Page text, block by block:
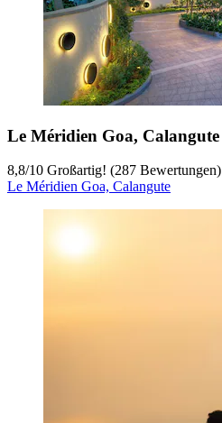
Le Méridien Goa, Calangute
8,8/10 Großartig! (287 Bewertungen)
Le Méridien Goa, Calangute